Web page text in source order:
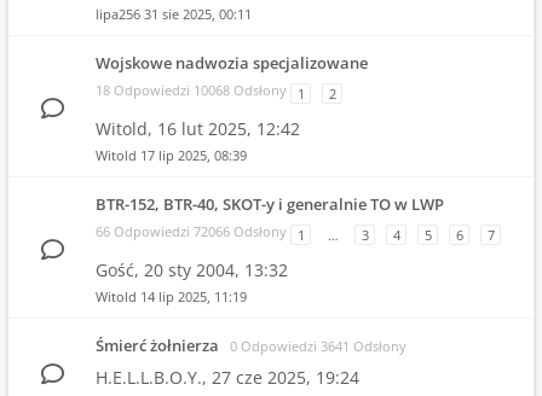
lipa256 31 sie 2025, 00:11
Wojskowe nadwozia specjalizowane
18 Odpowiedzi 10068 Odsłony 1 2
Witold, 16 lut 2025, 12:42
Witold 17 lip 2025, 08:39
BTR-152, BTR-40, SKOT-y i generalnie TO w LWP
66 Odpowiedzi 72066 Odsłony 1 … 3 4 5 6 7
Gość, 20 sty 2004, 13:32
Witold 14 lip 2025, 11:19
Śmierć żołnierza 0 Odpowiedzi 3641 Odsłony
H.E.L.L.B.O.Y., 27 cze 2025, 19:24